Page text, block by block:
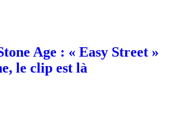
Age : « Easy Street »
le clip est là